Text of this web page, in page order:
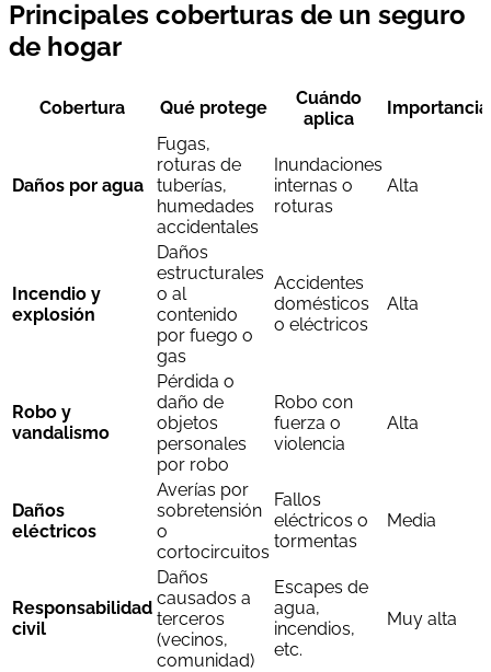
Principales coberturas de un seguro
de hogar
Cobertura Qué protege
Cuándo
aplica
Importancia
Daños por agua
Fugas,
roturas de
tuberías,
humedades
accidentales
Inundaciones
internas o
roturas
Alta
Incendio y
explosión
Daños
estructurales
o al
contenido
por fuego o
gas
Accidentes
domésticos
o eléctricos
Alta
Robo y
vandalismo
Pérdida o
daño de
objetos
personales
por robo
Robo con
fuerza o
violencia
Alta
Daños
eléctricos
Averías por
sobretensión
o
cortocircuitos
Fallos
eléctricos o
tormentas
Media
Responsabilidad
civil
Daños
causados a
terceros
(vecinos,
comunidad)
Escapes de
agua,
incendios,
etc.
Muy alta